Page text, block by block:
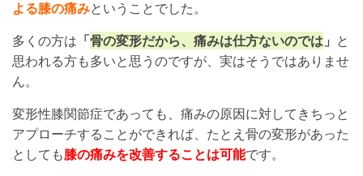
よる膝の痛みということでした。
多くの方は 「骨の変形だから、痛みは仕方ないのでは 」 と
思われる方も多いと思うのですが、実はそうではありませ
ん。
変形性膝関節症であっても、痛みの原因に対してきちっと
アプローチすることができれば、たとえ骨の変形があった
としても膝の痛みを改善することは可能です。